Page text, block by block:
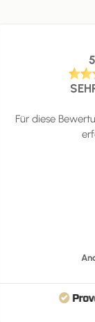
Für diese